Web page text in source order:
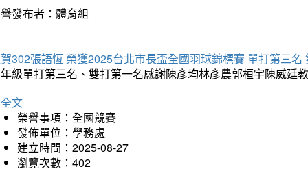
發布者：體育組
302張語恆 榮獲2025台北市長盃全國羽球錦標賽 單打第三名
級單打第三名、雙打第一名感謝陳彥均林彥農郭桓宇陳威廷
文
榮譽事項：全國競賽
發佈單位：學務處
建立時間：2025-08-27
瀏覽次數：402